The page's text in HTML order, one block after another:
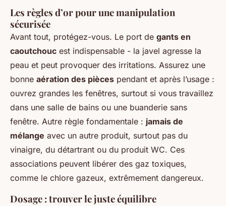
Les règles d’or pour une manipulation
sécurisée
Avant tout, protégez-vous. Le port de gants en
caoutchouc est indispensable - la javel agresse la
peau et peut provoquer des irritations. Assurez une
bonne aération des pièces pendant et après l’usage :
ouvrez grandes les fenêtres, surtout si vous travaillez
dans une salle de bains ou une buanderie sans
fenêtre. Autre règle fondamentale : jamais de
mélange avec un autre produit, surtout pas du
vinaigre, du détartrant ou du produit WC. Ces
associations peuvent libérer des gaz toxiques,
comme le chlore gazeux, extrêmement dangereux.
Dosage : trouver le juste équilibre